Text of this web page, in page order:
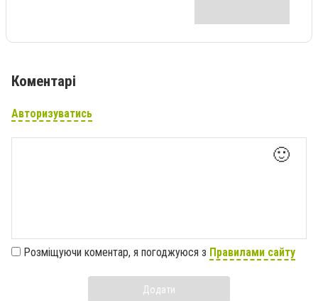
Коментарі
Авторизуватись
🙂
Розміщуючи коментар, я погоджуюся з Правилами сайту
Додати